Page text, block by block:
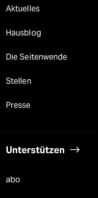
Aktuelles
Hausblog
Die Seitenwende
Stellen
Presse
Unterstützen
abo